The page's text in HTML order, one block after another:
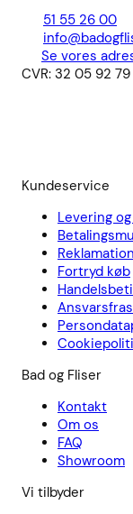
51 55 26 00
Se vores
CVR: 32 05 92 79
Kundeservice
Levering
Fortryd køb
Bad og Fliser
Kontakt
Om os
FAQ
Showroom
Vi tilbyder